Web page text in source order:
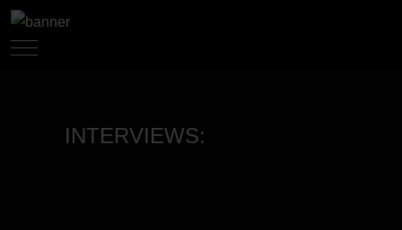
Mobile Menu Toggle
INTERVIEWS: